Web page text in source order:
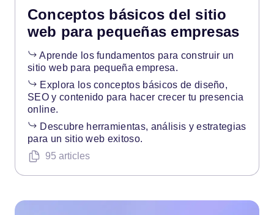
Conceptos básicos del sitio
web para pequeñas empresas
Aprende los fundamentos para construir un
sitio web para pequeña empresa.
Explora los conceptos básicos de diseño,
SEO y contenido para hacer crecer tu presencia
online.
Descubre herramientas, análisis y estrategias
para un sitio web exitoso.
95 articles